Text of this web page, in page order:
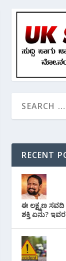
RECENT
ಈ ಲಕ್ಷ್ಮಣ
ಶಕ್ತಿ ಏನು? ಇವರ